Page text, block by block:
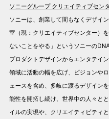
ソニーグループ クリエイティブセン
ソニーは、創業して間もなくデザイ
室（現：クリエイティブセンター）
ないことをやる」というソニーの
プロダクトデザインからエンタテイ
領域に活動の幅を広げ、ビジョンや
ェースを含め、多岐に渡るデザイン
能性を開拓し続け、世界中の人々と
イルの実現や、クリエイティビティ